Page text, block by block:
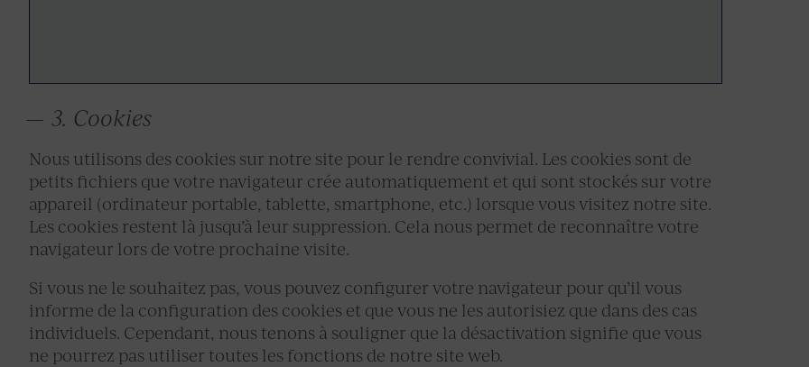
3. Cookies
Nous utilisons des cookies sur notre site pour le rendre convivial. Les cookies sont de
petits fichiers que votre navigateur crée automatiquement et qui sont stockés sur votre
appareil (ordinateur portable, tablette, smartphone, etc.) lorsque vous visitez notre site.
Les cookies restent là jusqu’à leur suppression. Cela nous permet de reconnaître votre
navigateur lors de votre prochaine visite.
Si vous ne le souhaitez pas, vous pouvez configurer votre navigateur pour qu’il vous
informe de la configuration des cookies et que vous ne les autorisiez que dans des cas
individuels. Cependant, nous tenons à souligner que la désactivation signifie que vous
ne pourrez pas utiliser toutes les fonctions de notre site web.